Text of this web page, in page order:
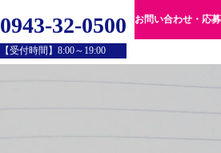
0943-32-0500
【受付時間】8:00～19:00
お問い合わせ・応募